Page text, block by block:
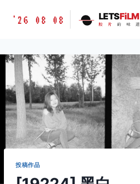
胶
味
道
LETSFILM
'26 08 08 LETSFiLM
胶 片 的 味 道
投稿作品